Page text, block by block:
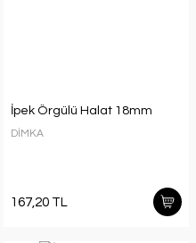
İpek Örgülü Halat 18mm
DİMKA
167,20 TL